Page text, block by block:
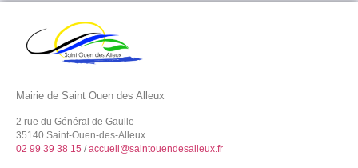
Mairie de Saint Ouen des Alleux
2 rue du Général de Gaulle
35140 Saint-Ouen-des-Alleux
02 99 39 38 15 /accueil@saintouendesalleux.fr